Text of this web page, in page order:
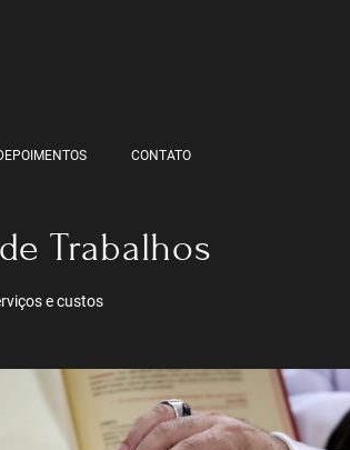
CONTATO
Trabalhos
e custos